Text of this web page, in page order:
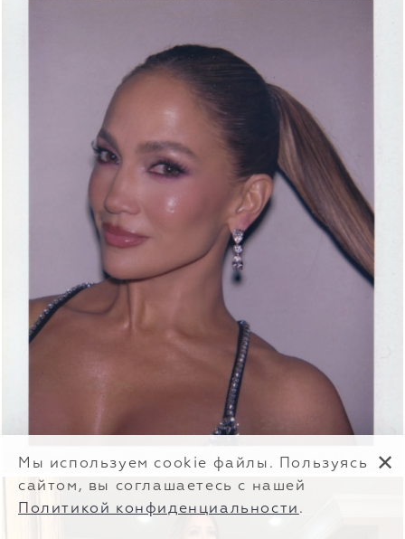
Мы используем cookie файлы. Пользуясь
сайтом, вы соглашаетесь с нашей
Политикой конфиденциальности .
✕